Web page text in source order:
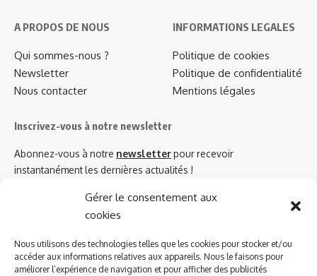
Gérer le consentement aux
cookies
Nous utilisons des technologies telles que les cookies pour stocker et/ou
accéder aux informations relatives aux appareils. Nous le faisons pour
améliorer l’expérience de navigation et pour afficher des publicités
A PROPOS DE NOUS
Qui sommes-nous ?
Newsletter
Nous contacter
INFORMATIONS LEGALES
Politique de cookies
Politique de confidentialité
Mentions légales
Inscrivez-vous à notre newsletter
Abonnez-vous à notre newsletterpour recevoir
instantanément les dernières actualités !
Azinat.com TV soutient